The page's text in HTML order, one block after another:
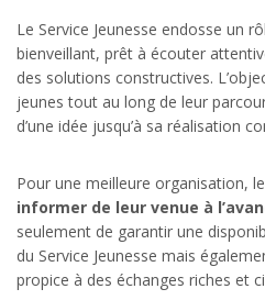
Le Service Jeunesse endosse un
bienveillant, prêt à écouter
des solutions constructives.
jeunes tout au long de leur
d’une idée jusqu’à sa réalisation
Pour une meilleure organisation,
informer de leur venue à
seulement de garantir une
du Service Jeunesse mais
propice à des échanges riches et